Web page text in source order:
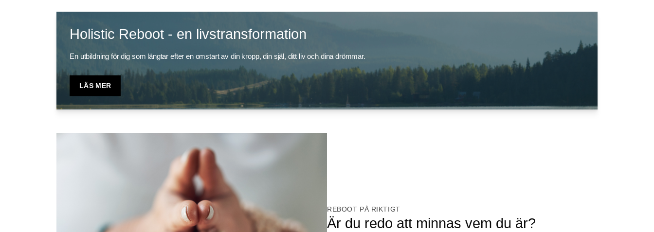
Holistic Reboot - en livstransformation
En utbildning för dig som längtar efter en omstart av din kropp, din själ, ditt liv och dina drömmar.
LÄS MER
REBOOT PÅ RIKTIGT
Är du redo att minnas vem du är?